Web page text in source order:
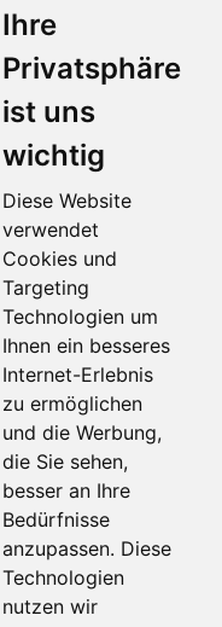
Ihre
Privatsphäre
ist uns
wichtig
Diese Website
verwendet
Cookies und
Targeting
Technologien um
Ihnen ein besseres
Internet-Erlebnis
zu ermöglichen
und die Werbung,
die Sie sehen,
besser an Ihre
Bedürfnisse
anzupassen. Diese
Technologien
nutzen wir